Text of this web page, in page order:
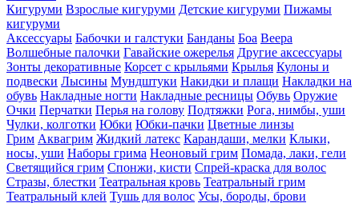
Кигуруми Взрослые кигуруми Детские кигуруми Пижамы
кигуруми
Аксессуары Бабочки и галстуки Банданы Боа Веера
Волшебные палочки Гавайские ожерелья Другие аксессуары
Зонты декоративные Корсет с крыльями Крылья Кулоны и
подвески Лысины Мундштуки Накидки и плащи Накладки на
обувь Накладные ногти Накладные ресницы Обувь Оружие
Очки Перчатки Перья на голову Подтяжки Рога, нимбы, уши
Чулки, колготки Юбки Юбки-пачки Цветные линзы
Грим Аквагрим Жидкий латекс Карандаши, мелки Клыки,
носы, уши Наборы грима Неоновый грим Помада, лаки, гели
Светящийся грим Спонжи, кисти Спрей-краска для волос
Стразы, блестки Театральная кровь Театральный грим
Театральный клей Тушь для волос Усы, бороды, брови